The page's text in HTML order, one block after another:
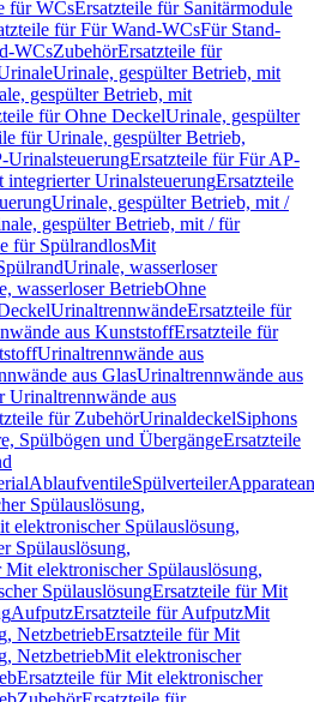
für WCsErsatzteile für Sanitärmodule
für Für Wand-WCsFür Stand-
WCsZubehörErsatzteile für
Urinale, gespülter Betrieb, mit
gespülter Betrieb, mit
für Ohne DeckelUrinale, gespülter
für Urinale, gespülter Betrieb,
UrinalsteuerungErsatzteile für Für AP-
integrierter UrinalsteuerungErsatzteile
Urinale, gespülter Betrieb, mit /
gespülter Betrieb, mit / für
für SpülrandlosMit
Urinale, wasserloser
wasserloser BetriebOhne
UrinaltrennwändeErsatzteile für
aus KunststoffErsatzteile für
Urinaltrennwände aus
aus GlasUrinaltrennwände aus
Urinaltrennwände aus
für ZubehörUrinaldeckelSiphons
Spülbögen und ÜbergängeErsatzteile
AblaufventileSpülverteiler
Spülauslösung,
elektronischer Spülauslösung,
Spülauslösung,
Mit elektronischer Spülauslösung,
SpülauslösungErsatzteile für Mit
AufputzErsatzteile für AufputzMit
NetzbetriebErsatzteile für Mit
NetzbetriebMit elektronischer
Ersatzteile für Mit elektronischer